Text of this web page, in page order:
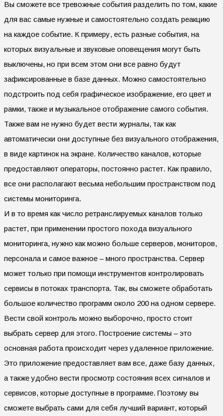
Вы сможете все тревожные события разделить по том, какие
для вас самые нужные и самостоятельно создать реакцию
на каждое событие. К примеру, есть разные события, на
которых визуальные и звуковые оповещения могут быть
выключены, но при всем этом они все равно будут
зафиксированные в базе данных. Можно самостоятельно
подстроить под себя графическое изображение, его цвет и
рамки, также и музыкальное отображение самого события.
Также вам не нужно будет вести журналы, так как
автоматически они доступные без визуального отображения,
в виде картинок на экране. Количество каналов, которые
предоставляют операторы, постоянно растет. Как правило,
все они располагают весьма небольшим пространством под
системы мониторинга.
И в то время как число ретранслируемых каналов только
растет, при применении простого похода визуального
мониторинга, нужно как можно больше серверов, мониторов,
персонала и самое важное – много пространства. Сервер
может только при помощи инструментов контролировать
сервисы в потоках транспорта. Так, вы сможете обработать
большое количество программ около 200 на одном сервере.
Вести свой контроль можно выборочно, просто стоит
выбрать сервер для этого. Построение системы – это
основная работа происходит через удаленное приложение.
Это приложение предоставляет вам все, даже базу данных,
а также удобно вести просмотр состояния всех сигналов и
сервисов, которые доступные в программе. Поэтому вы
сможете выбрать сами для себя лучший вариант, который